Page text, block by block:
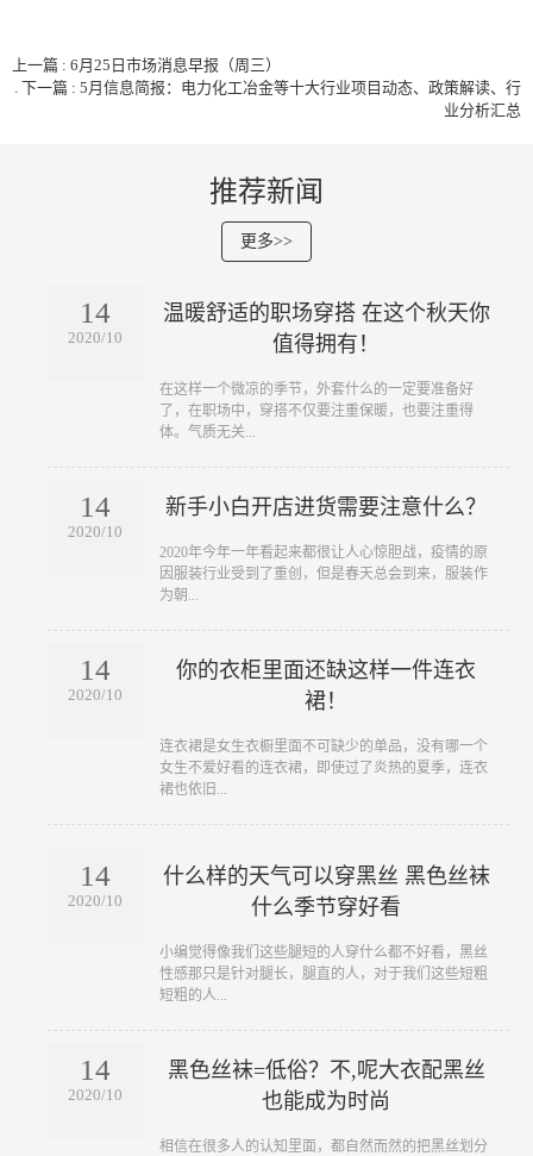
上一篇 : 6月25日市场消息早报（周三）
下一篇 : 5月信息简报：电力化工冶金等十大行业项目动态、政策解读、行
业分析汇总
推荐新闻
更多>>
14
2020/10
温暖舒适的职场穿搭 在这个秋天你
值得拥有！
​在这样一个微凉的季节，外套什么的一定要准备好
了，在职场中，穿搭不仅要注重保暖，也要注重得
体。气质无关...
14
2020/10
新手小白开店进货需要注意什么？
​2020年今年一年看起来都很让人心惊胆战，疫情的原
因服装行业受到了重创，但是春天总会到来，服装作
为朝...
14
2020/10
你的衣柜里面还缺这样一件连衣
裙！
​连衣裙是女生衣橱里面不可缺少的单品，没有哪一个
女生不爱好看的连衣裙，即使过了炎热的夏季，连衣
裙也依旧...
14
2020/10
什么样的天气可以穿黑丝 黑色丝袜
什么季节穿好看
​小编觉得像我们这些腿短的人穿什么都不好看，黑丝
性感那只是针对腿长，腿直的人，对于我们这些短粗
短粗的人...
14
2020/10
黑色丝袜=低俗？不,呢大衣配黑丝
也能成为时尚
​相信在很多人的认知里面，都自然而然的把黑丝划分